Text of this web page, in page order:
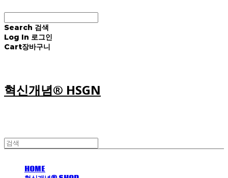
Search 검색
Log In 로그인
Cart장바구니
혁신개념® HSGN
HOME